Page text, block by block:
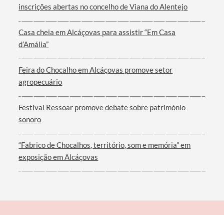
Categorias gerais
Filtros
inscrições abertas no concelho de Viana do Alentejo
Casa cheia em Alcáçovas para assistir “Em Casa
d’Amália”
Feira do Chocalho em Alcáçovas promove setor
agropecuário
Festival Ressoar promove debate sobre património
sonoro
“Fabrico de Chocalhos, território, som e memória” em
exposição em Alcáçovas